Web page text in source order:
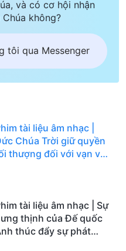
và có cơ hội nhận
không?
tôi qua Messenger
tài liệu âm nhạc |
Chúa Trời giữ quyền
thượng đối với vạn vật
tài liệu âm nhạc | Sự
thịnh của Đế quốc
thúc đẩy sự phát